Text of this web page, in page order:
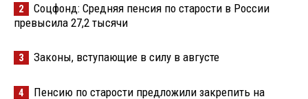
2
Соцфонд: Средняя пенсия по старости в России
превысила 27,2 тысячи
3 Законы, вступающие в силу в августе
4
Пенсию по старости предложили закрепить на